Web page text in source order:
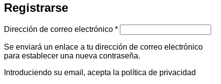
Registrarse
Dirección de correo electrónico *Obligatorio
Se enviará un enlace a tu dirección de correo electrónico
para establecer una nueva contraseña.
Introduciendo su email, acepta la política de privacidad